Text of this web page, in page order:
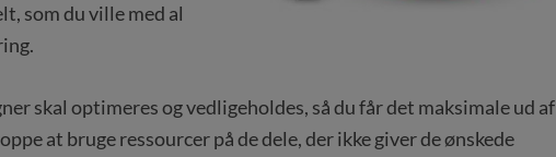
som du ville med al
skal optimeres og vedligeholdes, så du får det maksimale ud af
at bruge ressourcer på de dele, der ikke giver de ønskede